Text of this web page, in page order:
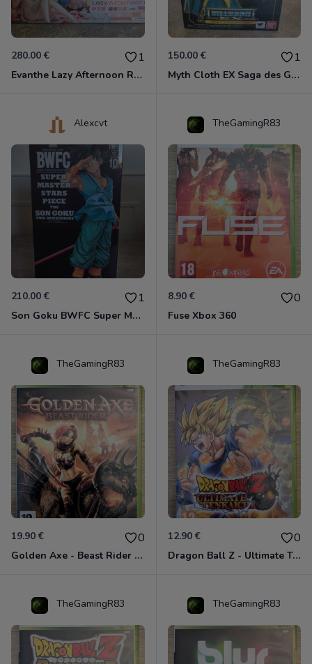
280.00 € 1
Evanthe Lazy Afternoon Red Pride of Eden
150.00 € 1
Myth Cloth EX Saga des Gémeaux
Alexcvt
210.00 € 1
Son Goku BWFC Super Master Stars
TheGamingR83
8.90 € 0
Fuse Xbox 360
TheGamingR83
19.90 € 0
Golden Axe - Beast Rider Xbox 360
TheGamingR83
12.90 € 0
Dragon Ball Z - Ultimate Tenkaichi Xbox 360
TheGamingR83 TheGamingR83